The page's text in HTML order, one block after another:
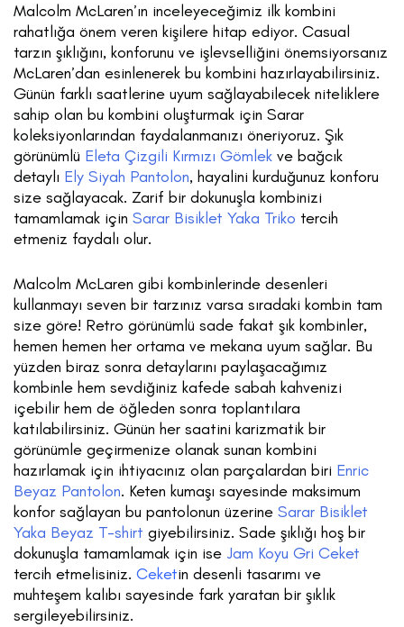
Malcolm McLaren’ın inceleyeceğimiz ilk kombini
rahatlığa önem veren kişilere hitap ediyor. Casual
tarzın şıklığını, konforunu ve işlevselliğini önemsiyorsanız
McLaren’dan esinlenerek bu kombini hazırlayabilirsiniz.
Günün farklı saatlerine uyum sağlayabilecek niteliklere
sahip olan bu kombini oluşturmak için Sarar
koleksiyonlarından faydalanmanızı öneriyoruz. Şık
görünümlü Eleta Çizgili Kırmızı Gömlek ve bağcık
detaylı Ely Siyah Pantolon, hayalini kurduğunuz konforu
size sağlayacak. Zarif bir dokunuşla kombinizi
tamamlamak için Sarar Bisiklet Yaka Triko tercih
etmeniz faydalı olur.
Malcolm McLaren gibi kombinlerinde desenleri
kullanmayı seven bir tarzınız varsa sıradaki kombin tam
size göre! Retro görünümlü sade fakat şık kombinler,
hemen hemen her ortama ve mekana uyum sağlar. Bu
yüzden biraz sonra detaylarını paylaşacağımız
kombinle hem sevdiğiniz kafede sabah kahvenizi
içebilir hem de öğleden sonra toplantılara
katılabilirsiniz. Günün her saatini karizmatik bir
görünümle geçirmenize olanak sunan kombini
hazırlamak için ihtiyacınız olan parçalardan biri Enric
Beyaz Pantolon. Keten kumaşı sayesinde maksimum
konfor sağlayan bu pantolonun üzerine Sarar Bisiklet
Yaka Beyaz T-shirt giyebilirsiniz. Sade şıklığı hoş bir
dokunuşla tamamlamak için ise Jam Koyu Gri Ceket
tercih etmelisiniz. Ceketin desenli tasarımı ve
muhteşem kalıbı sayesinde fark yaratan bir şıklık
sergileyebilirsiniz.